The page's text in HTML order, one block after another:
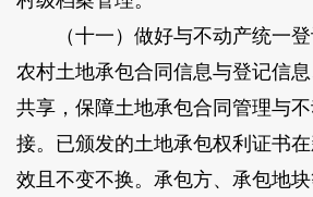
（十一）做好与不动产统一登
农村土地承包合同信息与登记信
共享，保障土地承包合同管理与
接。已颁发的土地承包权利证书
效且不变不换。承包方、承包地